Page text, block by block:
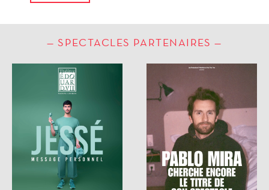
SPECTACLES PARTENAIRES